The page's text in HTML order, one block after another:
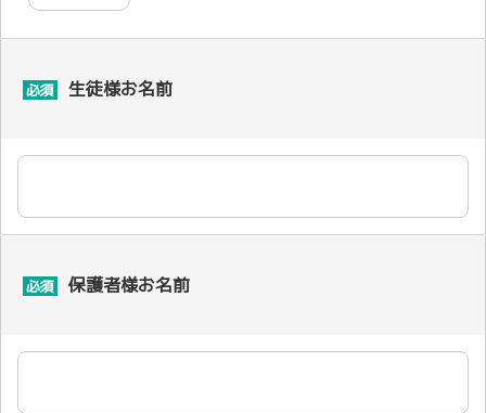
必須 生徒様お名前
必須 保護者様お名前